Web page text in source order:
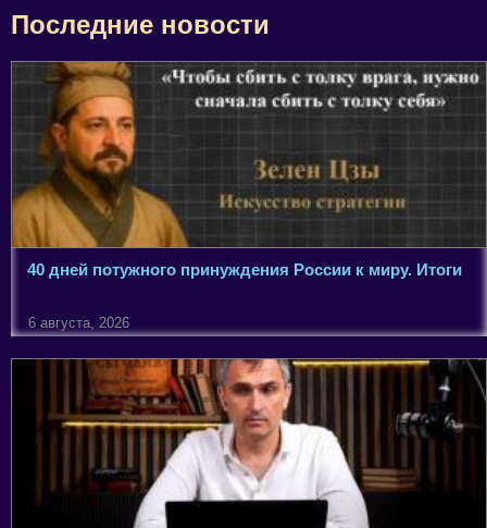
Последние новости
40 дней потужного принуждения России к миру. Итоги
6 августа, 2026